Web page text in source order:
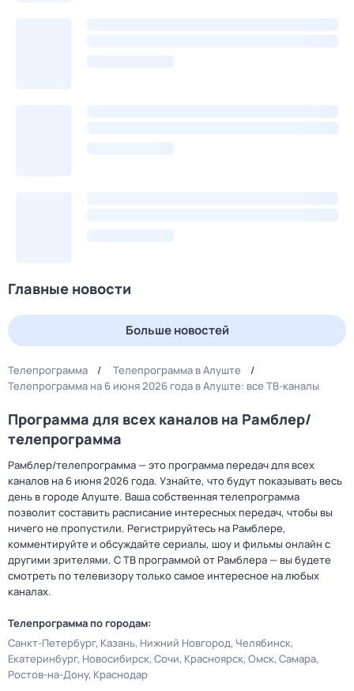
Главные новости
Больше новостей
Телепрограмма
Телепрограмма в Алуште
Телепрограмма на 6 июня 2026 года в Алуште: все ТВ-каналы
Программа для всех каналов на Рамблер/
телепрограмма
Рамблер/телепрограмма — это программа передач для всех
каналов на 6 июня 2026 года. Узнайте, что будут показывать весь
день в городе Алуште. Ваша собственная телепрограмма
позволит составить расписание интересных передач, чтобы вы
ничего не пропустили. Регистрируйтесь на Рамблере,
комментируйте и обсуждайте сериалы, шоу и фильмы онлайн с
другими зрителями. С ТВ программой от Рамблера — вы будете
смотреть по телевизору только самое интересное на любых
каналах.
Телепрограмма по городам:
Санкт-Петербург Казань Нижний Новгород Челябинск
Екатеринбург Новосибирск Сочи Красноярск Омск Самара
Ростов-на-Дону Краснодар